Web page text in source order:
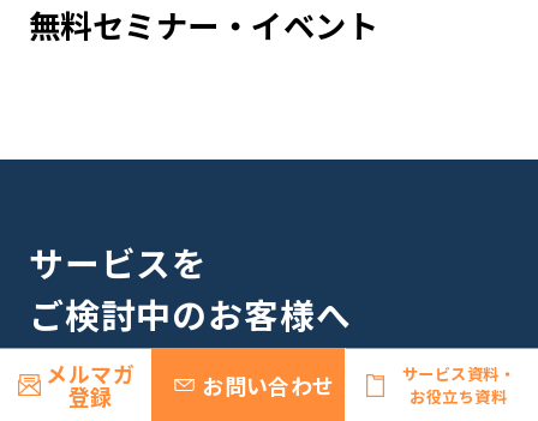
無料セミナー・イベント
サービスを
ご検討中のお客様へ
メルマガ
登録 お問い合わせ
サービス資料・
お役立ち資料